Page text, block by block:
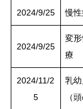
2024/9/25 慢
2024/9/25
変
療
2024/11/2
5
乳
（